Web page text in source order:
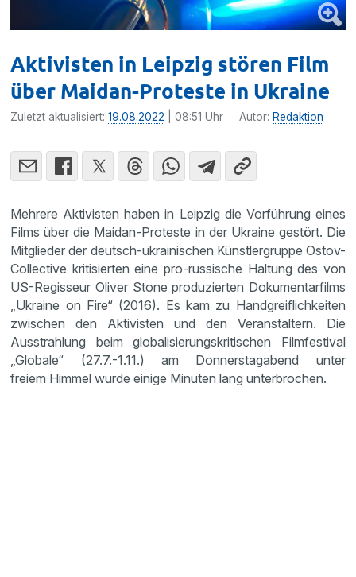
Aktivisten in Leipzig stören Film
über Maidan-Proteste in Ukraine
Zuletzt aktualisiert:19.08.2022 | 08:51 Uhr Autor: Redaktion
Mehrere Aktivisten haben in Leipzig die Vorführung eines
Films über die Maidan-Proteste in der Ukraine gestört. Die
Mitglieder der deutsch-ukrainischen Künstlergruppe Ostov-
Collective kritisierten eine pro-russische Haltung des von
US-Regisseur Oliver Stone produzierten Dokumentarfilms
„Ukraine on Fire“ (2016). Es kam zu Handgreiflichkeiten
zwischen den Aktivisten und den Veranstaltern. Die
Ausstrahlung beim globalisierungskritischen Filmfestival
„Globale“ (27.7.-1.11.) am Donnerstagabend unter
freiem Himmel wurde einige Minuten lang unterbrochen.